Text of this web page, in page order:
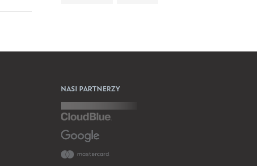
NASI PARTNERZY